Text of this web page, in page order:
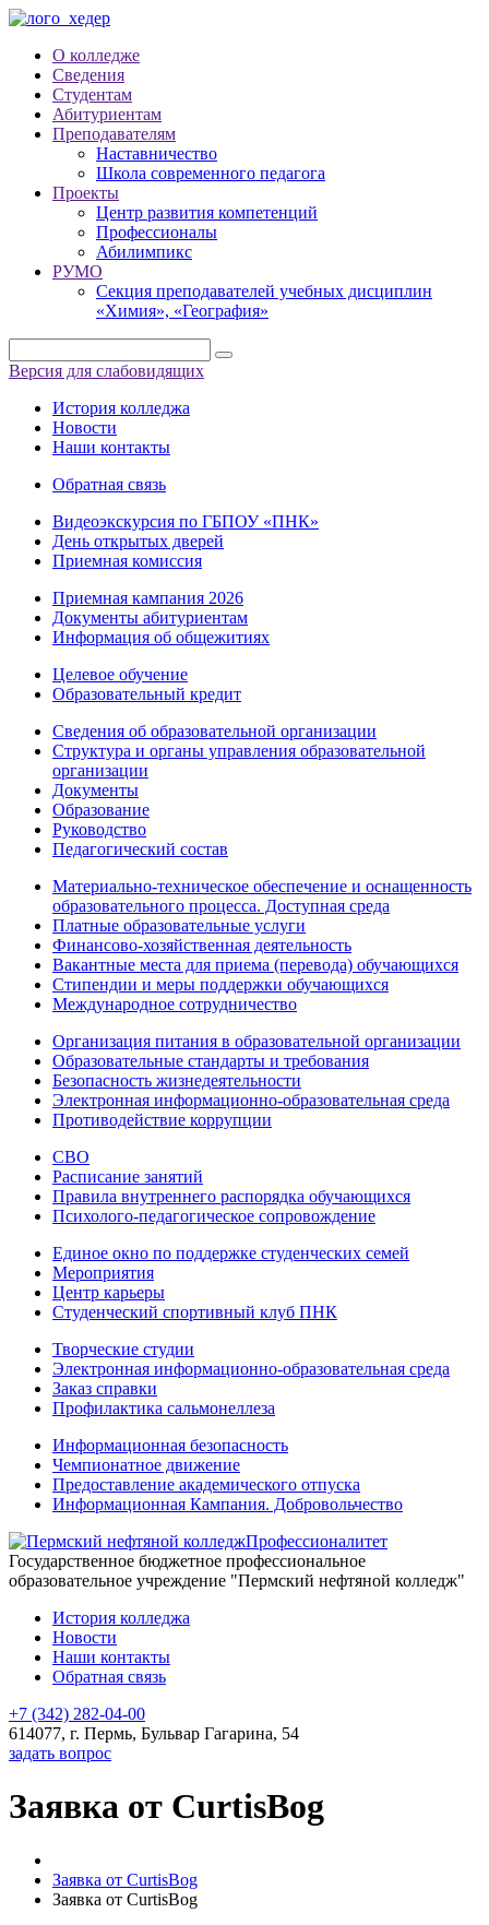
О колледже
Сведения
Студентам
Абитуриентам
Преподавателям
Наставничество
Школа современного педагога
Проекты
Центр развития компетенций
Профессионалы
Абилимпикс
РУМО
Секция преподавателей учебных дисциплин
«Химия», «География»
Версия для слабовидящих
История колледжа
Новости
Наши контакты
Обратная связь
Видеоэкскурсия по ГБПОУ «ПНК»
День открытых дверей
Приемная комиссия
Приемная кампания 2026
Дoкументы абитуриентам
Информация об общежитиях
Целевое обучение
Образовательный кредит
Сведения об образовательной организации
Структура и органы управления образовательной
организации
Документы
Образование
Руководство
Педагогический состав
Материально-техническое обеспечение и оснащенность
образовательного процесса. Доступная среда
Платные образовательные услуги
Финансово-хозяйственная деятельность
Вакантные места для приема (перевода) обучающихся
Стипендии и меры поддержки обучающихся
Международное сотрудничество
Организация питания в образовательной организации
Образовательные стандарты и требования
Безопасность жизнедеятельности
Электронная информационно-образовательная среда
Противодействие коррупции
СВО
Расписание занятий
Правила внутреннего распорядка обучающихся
Психолого-педагогическое сопровождение
Единое окно по поддержке студенческих семей
Мероприятия
Центр карьеры
Студенческий спортивный клуб ПНК
Творческие студии
Электронная информационно-образовательная среда
Заказ справки
Профилактика сальмонеллеза
Информационная безопасность
Чемпионатное движение
Предоставление академического отпуска
Информационная Кампания. Добровольчество
Профессионалитет
Государственное бюджетное профессиональное
образовательное учреждение "Пермский нефтяной колледж"
История колледжа
Новости
Наши контакты
Обратная связь
+7 (342) 282-04-00
614077, г. Пермь, Бульвар Гагарина, 54
задать вопрос
Заявка от CurtisBog
Заявка от CurtisBog
Заявка от CurtisBog